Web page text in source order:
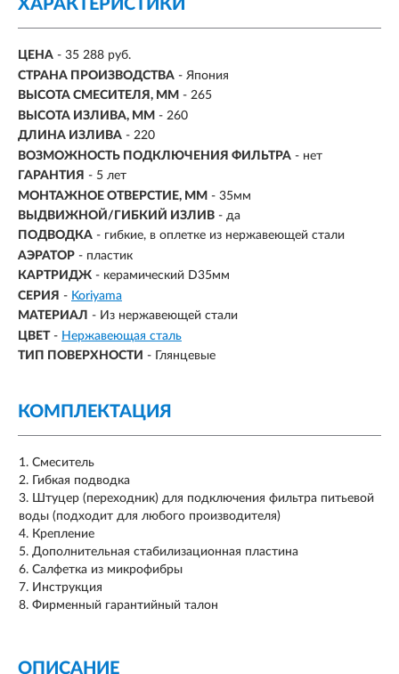
ХАРАКТЕРИСТИКИ
ЦЕНА - 35 288 руб.
СТРАНА ПРОИЗВОДСТВА - Япония
ВЫСОТА СМЕСИТЕЛЯ, ММ - 265
ВЫСОТА ИЗЛИВА, ММ - 260
ДЛИНА ИЗЛИВА - 220
ВОЗМОЖНОСТЬ ПОДКЛЮЧЕНИЯ ФИЛЬТРА - нет
ГАРАНТИЯ - 5 лет
МОНТАЖНОЕ ОТВЕРСТИЕ, ММ - 35мм
ВЫДВИЖНОЙ/ГИБКИЙ ИЗЛИВ - да
ПОДВОДКА - гибкие, в оплетке из нержавеющей стали
АЭРАТОР - пластик
КАРТРИДЖ - керамический D35мм
СЕРИЯ - Koriyama
МАТЕРИАЛ - Из нержавеющей стали
ЦВЕТ - Нержавеющая сталь
ТИП ПОВЕРХНОСТИ - Глянцевые
КОМПЛЕКТАЦИЯ
Смеситель
Гибкая подводка
Штуцер (переходник) для подключения фильтра питьевой
воды (подходит для любого производителя)
Крепление
Дополнительная стабилизационная пластина
Салфетка из микрофибры
Инструкция
Фирменный гарантийный талон
ОПИСАНИЕ